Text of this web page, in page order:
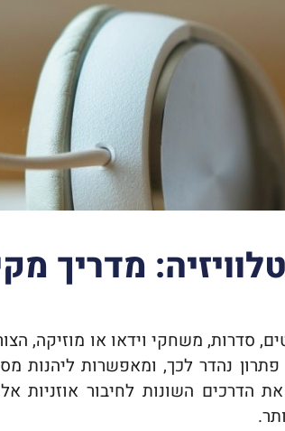
מדריך
סדרות, משחקי וידאו או מוזיקה,
פתרון נהדר לכך, ומאפשרות ליהנות
השונות לחיבור אוזניות